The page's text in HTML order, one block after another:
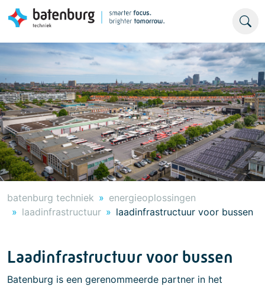
batenburg techniek
energieoplossingen
laadinfrastructuur
laadinfrastructuur voor bussen
Laadinfrastructuur voor bussen
Batenburg is een gerenommeerde partner in het